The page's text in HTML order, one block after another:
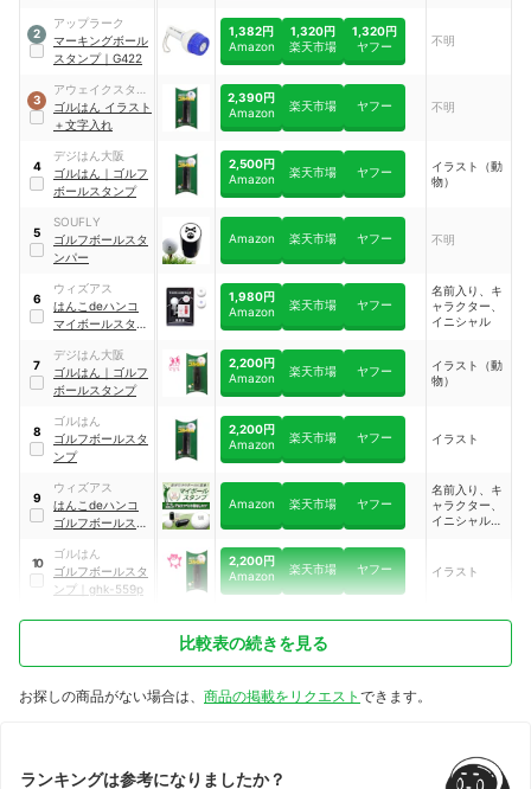
2
アップラーク
マーキングボール
スタンプ｜ G422
1,382円
Amazon
1,320円
楽天市場
1,320円
ヤフー
不明
3
アウェイクスタイ
ル
ゴルはん イラスト
＋文字入れ
2,390円
Amazon
楽天市場 ヤフー 不明
4
デジはん大阪
ゴルはん ｜ ゴルフ
ボールスタンプ
2,500円
Amazon
楽天市場 ヤフー
イラスト（動
物）
5
SOUFLY
ゴルフボールスタ
ンパー
Amazon 楽天市場 ヤフー 不明
6
ウィズアス
はんこdeハンコ
マイボールスタン
プ
1,980円
Amazon
楽天市場 ヤフー
名前入り、キ
ャラクター、
イニシャル
7
デジはん大阪
ゴルはん ｜ ゴルフ
ボールスタンプ
2,200円
Amazon
楽天市場 ヤフー
イラスト（動
物）
8
ゴルはん
ゴルフボールスタ
ンプ
2,200円
Amazon
楽天市場 ヤフー イラスト
9
ウィズアス
はんこdeハンコ
ゴルフボールスタ
ト枠なしタイプ
Amazon 楽天市場 ヤフー
名前入り、キ
ャラクター、
イニシャル、
10
ゴルはん
ゴルフボールスタ
ンプ
ghk-559p
2,200円
Amazon
楽天市場 ヤフー イラスト
比較表の続きを見る
お探しの商品がない場合は、 商品の掲載をリクエスト できます。
ランキングは参考になりましたか？